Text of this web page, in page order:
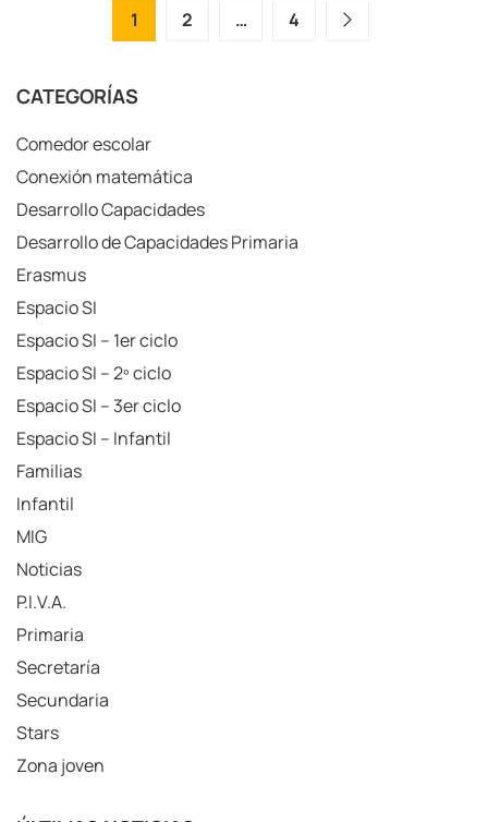
1 2 … 4
CATEGORÍAS
Comedor escolar
Conexión matemática
Desarrollo Capacidades
Desarrollo de Capacidades Primaria
Erasmus
Espacio SI
Espacio SI – 1er ciclo
Espacio SI – 2º ciclo
Espacio SI – 3er ciclo
Espacio SI – Infantil
Familias
Infantil
MIG
Noticias
P.I.V.A.
Primaria
Secretaría
Secundaria
Stars
Zona joven